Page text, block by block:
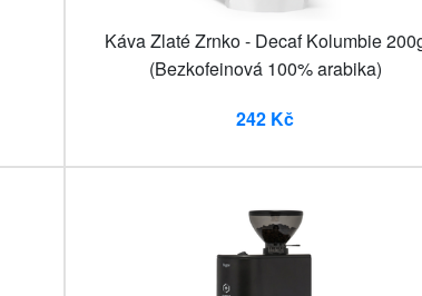
Káva Zlaté Zrnko - Decaf Kolumbie
(Bezkofeinová 100% arabika)
242 Kč